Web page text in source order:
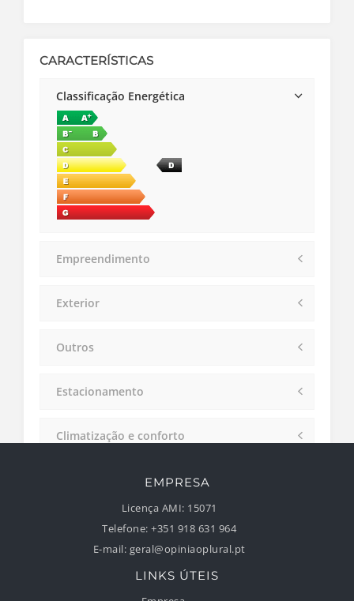
CARACTERÍSTICAS
Classificação Energética
Empreendimento
Exterior
Outros
Estacionamento
Climatização e conforto
Domótica e SegurançaEMPRESA
Licença AMI: 15071
Telefone: +351 918 631 964
E-mail: geral@opiniaoplural.pt
LINKS ÚTEIS